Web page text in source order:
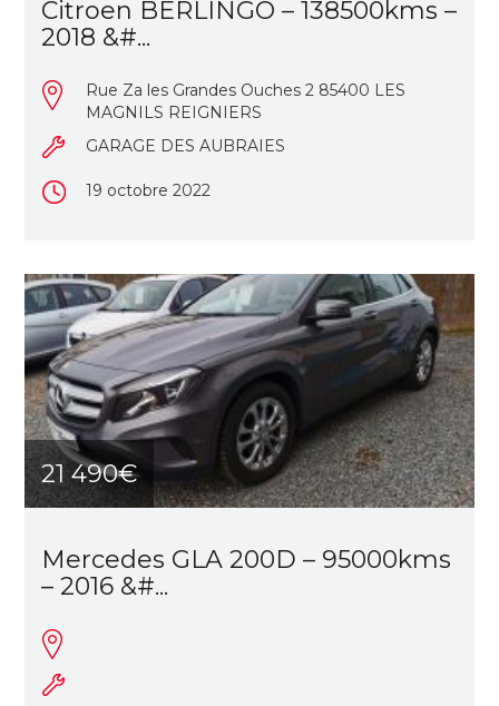
Citroen BERLINGO – 138500kms –
2018 &#...
Rue Za les Grandes Ouches 2 85400 LES
MAGNILS REIGNIERS
GARAGE DES AUBRAIES
19 octobre 2022
21 490€
Mercedes GLA 200D – 95000kms
– 2016 &#...